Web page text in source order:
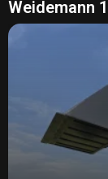
Weidemann